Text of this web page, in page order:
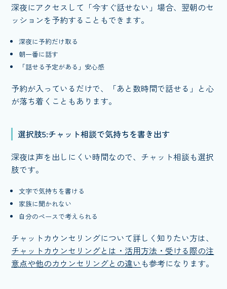
深夜にアクセスして「今すぐ話せない」場合、翌朝のセ
ッションを予約することもできます。
深夜に予約だけ取る
朝一番に話す
「話せる予定がある」安心感
予約が入っているだけで、「あと数時間で話せる」と心
が落ち着くこともあります。
選択肢5:チャット相談で気持ちを書き出す
深夜は声を出しにくい時間なので、チャット相談も選択
肢です。
文字で気持ちを書ける
家族に聞かれない
自分のペースで考えられる
チャットカウンセリングについて詳しく知りたい方は、
チャットカウンセリングとは・活用方法・受ける際の注
意点や他のカウンセリングとの違いも参考になります。